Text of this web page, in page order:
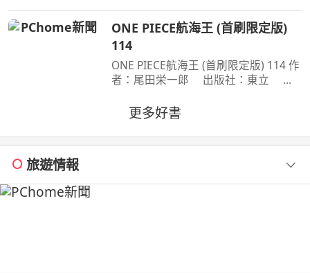
00:00:00 每天都進步1%，一年後，你
會進步37倍；每天都退步1%，一年
後，你會弱化到趨近於0！你的
ONE PIECE航海王 (首刷限定版)
114
ONE PIECE航海王 (首刷限定版) 114 作
者：尾田栄一郎 出版社：東立 出
歷史黑暗當中的「諸神峽谷事件」，其
全貌終於即將揭曉！席捲號稱最可怕海
賊團的洛克斯海賊團
更多好書
旅遊情報